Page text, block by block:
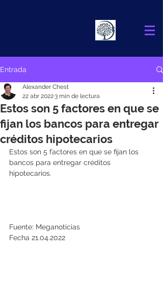
Entrada
Estos son 5 factores en que se
fijan los bancos para entregar
créditos hipotecarios
Alexander Chest
22 abr 20223 min de lectura
Estos son 5 factores en que se fijan los
bancos para entregar créditos
hipotecarios.
Fuente: Meganoticias
Fecha 21.04.2022